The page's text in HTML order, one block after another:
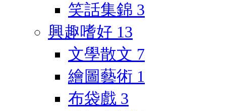
笑話集錦 3
興趣嗜好 13
文學散文 7
繪圖藝術 1
布袋戲 3